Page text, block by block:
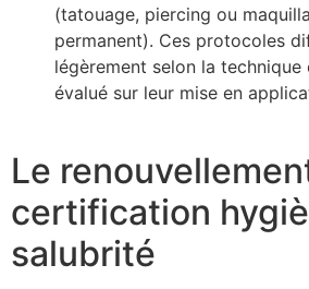
(tatouage, piercing ou
permanent). Ces protocoles
légèrement selon la technique
évalué sur leur mise en
Le
certification
salubrité